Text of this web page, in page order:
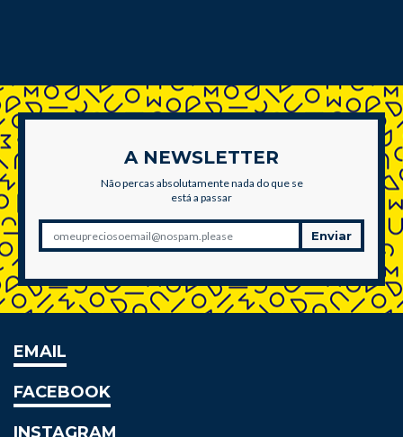
A NEWSLETTER
Não percas absolutamente nada do que se
está a passar
Enviar
EMAIL
FACEBOOK
INSTAGRAM